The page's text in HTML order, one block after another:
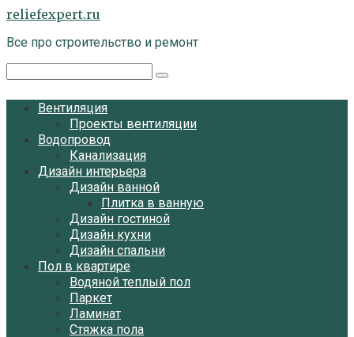
Перейти
контенту
reliefexpert.ru
Все про строительство и ремонт
Вентиляция
Проекты вентиляции
Водопровод
Канализация
Дизайн интерьера
Дизайн ванной
Плитка в ванную
Дизайн гостиной
Дизайн кухни
Дизайн спальни
Пол в квартире
Водяной теплый пол
Паркет
Ламинат
Стяжка пола